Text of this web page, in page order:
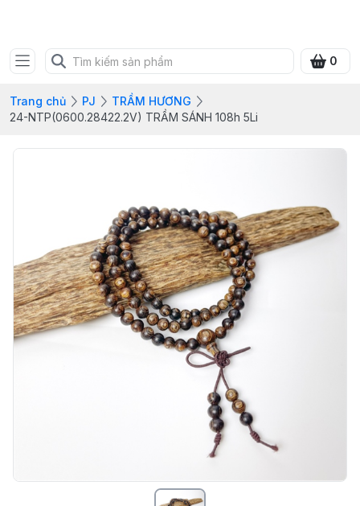
0
Trang chủ PJ
TRẦM HƯƠNG
24-NTP(0600.28422.2V) TRẦM SÁNH 108h 5Li